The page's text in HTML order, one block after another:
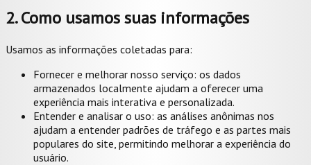
2. Como usamos suas informações
Usamos as informações coletadas para:
Fornecer e melhorar nosso serviço: os dados
armazenados localmente ajudam a oferecer uma
experiência mais interativa e personalizada.
Entender e analisar o uso: as análises anônimas nos
ajudam a entender padrões de tráfego e as partes mais
populares do site, permitindo melhorar a experiência do
usuário.